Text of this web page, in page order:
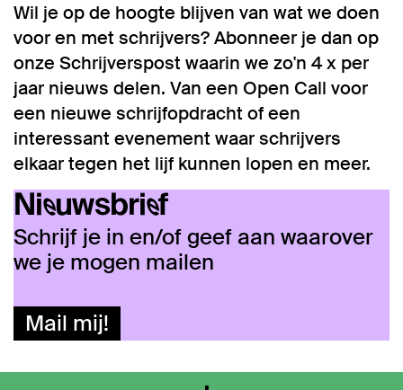
Wil je op de hoogte blijven van wat we doen
voor en met schrijvers? Abonneer je dan op
onze Schrijverspost waarin we zo'n 4 x per
jaar nieuws delen. Van een Open Call voor
een nieuwe schrijfopdracht of een
interessant evenement waar schrijvers
elkaar tegen het lijf kunnen lopen en meer.
Nieuwsbrief
Schrijf je in en/of geef aan waarover
we je mogen mailen
Mail mij!